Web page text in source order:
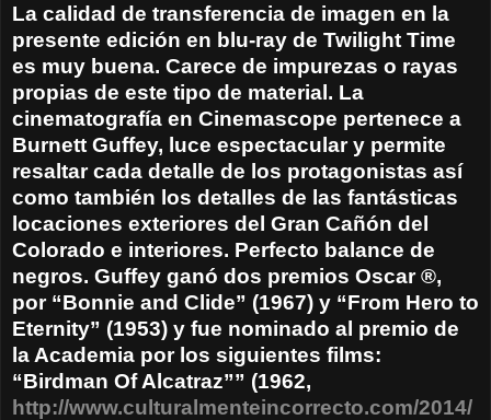
La calidad de transferencia de imagen en la
presente edición en blu-ray de Twilight Time
es muy buena. Carece de impurezas o rayas
propias de este tipo de material. La
cinematografía en Cinemascope pertenece a
Burnett Guffey, luce espectacular y permite
resaltar cada detalle de los protagonistas así
como también los detalles de las fantásticas
locaciones exteriores del Gran Cañón del
Colorado e interiores. Perfecto balance de
negros. Guffey ganó dos premios Oscar ®,
por “Bonnie and Clide” (1967) y “From Hero to
Eternity” (1953) y fue nominado al premio de
la Academia por los siguientes films:
“Birdman Of Alcatraz”” (1962,
http://www.culturalmenteincorrecto.com/2014/